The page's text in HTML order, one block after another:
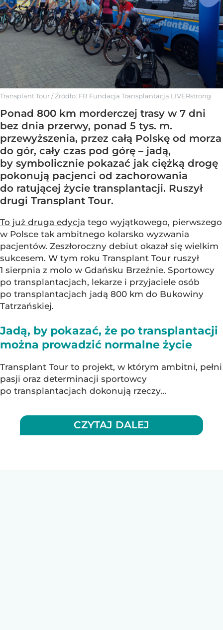
Transplant Tour/ Źródło: FB Fundacja Transplantacja LIVERstrong
Ponad 800 km morderczej trasy w 7 dni
bez dnia przerwy, ponad 5 tys. m.
przewyższenia, przez całą Polskę od morza
do gór, cały czas pod górę – jadą,
by symbolicznie pokazać jak ciężką drogę
pokonują pacjenci od zachorowania
do ratującej życie transplantacji. Ruszył
drugi Transplant Tour.
To już druga edycja tego wyjątkowego, pierwszego
w Polsce tak ambitnego kolarsko wyzwania
pacjentów. Zeszłoroczny debiut okazał się wielkim
sukcesem. W tym roku Transplant Tour ruszył
1 sierpnia z molo w Gdańsku Brzeźnie. Sportowcy
po transplantacjach, lekarze i przyjaciele osób
po transplantacjach jadą 800 km do Bukowiny
Tatrzańskiej.
Jadą, by pokazać, że po transplantacji
można prowadzić normalne życie
Transplant Tour to projekt, w którym ambitni, pełni
pasji oraz determinacji sportowcy
po transplantacjach dokonują rzeczy...
CZYTAJ DALEJ